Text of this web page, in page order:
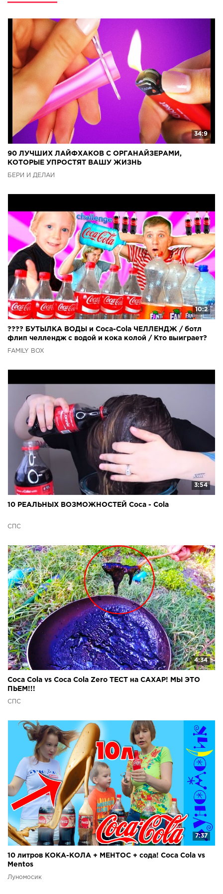
34:9
90 ЛУЧШИХ ЛАЙФХАКОВ С ОРГАНАЙЗЕРАМИ,
КОТОРЫЕ УПРОСТЯТ ВАШУ ЖИЗНЬ
БЕРИ И ДЕЛАЙ
10:2
???? БУТЫЛКА ВОДЫ и Coca-Cola ЧЕЛЛЕНДЖ / ботл
флип челлендж с водой и кока колой / Кто выиграет?
FAMILY BOX
3:54
10 РЕАЛЬНЫХ ВОЗМОЖНОСТЕЙ Coca - Cola
СПС
4:34
Coca Cola vs Coca Cola Zero ТЕСТ на САХАР! МЫ ЭТО
ПЬЕМ!!!
СПС
7:37
10 литров КОКА-КОЛА + МЕНТОС + сода! Coca Cola vs
Mentos
Луномосик